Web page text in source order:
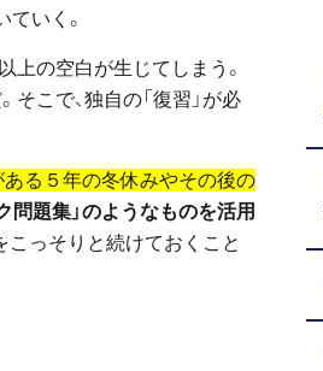
ていく。
上の空白が生じてしまう。
そこで、独自の「復習」が必
る５年の冬休みやその後の
問題集」のようなものを活用
こっそりと続けておくこと